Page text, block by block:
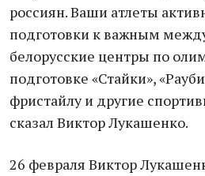
россиян. Ваши атлеты
подготовки к важным
белорусские центры по
подготовке «Стайки»,
фристайлу и другие
сказал Виктор Лукашенко.
26 февраля Виктор